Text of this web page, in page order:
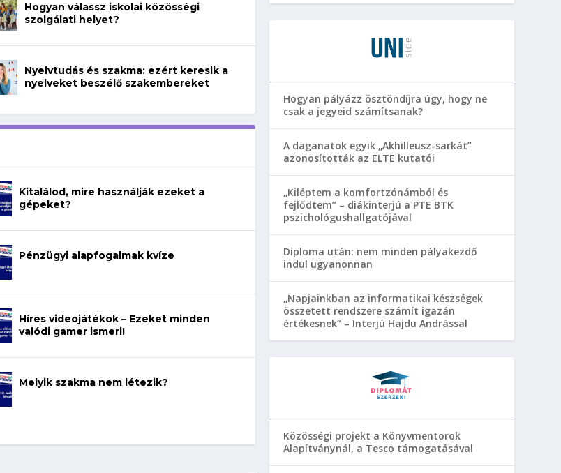
Hogyan válassz iskolai közösségi
szolgálati helyet?
Nyelvtudás és szakma: ezért keresik a
nyelveket beszélő szakembereket
Kitalálod, mire használják ezeket a
gépeket?
Pénzügyi alapfogalmak kvíze
Híres videojátékok – Ezeket minden
valódi gamer ismeri!
Melyik szakma nem létezik?
Hogyan pályázz ösztöndíjra úgy, hogy ne
csak a jegyeid számítsanak?
A daganatok egyik „Akhilleusz-sarkát”
azonosították az ELTE kutatói
„Kiléptem a komfortzónámból és
fejlődtem” – diákinterjú a PTE BTK
pszichológushallgatójával
Diploma után: nem minden pályakezdő
indul ugyanonnan
„Napjainkban az informatikai készségek
összetett rendszere számít igazán
értékesnek” – Interjú Hajdu Andrással
Közösségi projekt a Könyvmentorok
Alapítványnál, a Tesco támogatásával